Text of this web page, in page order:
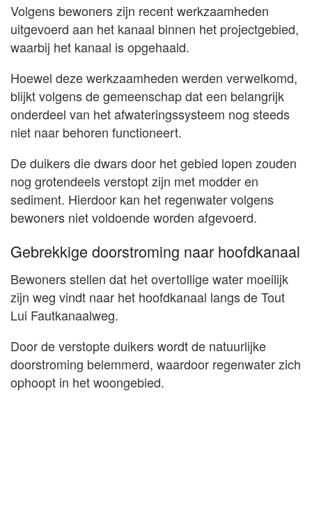
Volgens bewoners zijn recent werkzaamheden
uitgevoerd aan het kanaal binnen het projectgebied,
waarbij het kanaal is opgehaald.
Hoewel deze werkzaamheden werden verwelkomd,
blijkt volgens de gemeenschap dat een belangrijk
onderdeel van het afwateringssysteem nog steeds
niet naar behoren functioneert.
De duikers die dwars door het gebied lopen zouden
nog grotendeels verstopt zijn met modder en
sediment. Hierdoor kan het regenwater volgens
bewoners niet voldoende worden afgevoerd.
Gebrekkige doorstroming naar hoofdkanaal
Bewoners stellen dat het overtollige water moeilijk
zijn weg vindt naar het hoofdkanaal langs de Tout
Lui Fautkanaalweg.
Door de verstopte duikers wordt de natuurlijke
doorstroming belemmerd, waardoor regenwater zich
ophoopt in het woongebied.